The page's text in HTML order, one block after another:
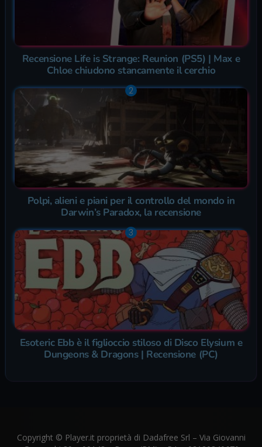
Recensione Life is Strange: Reunion (PS5) | Max e
Chloe chiudono stancamente il cerchio
Polpi, alieni e piani per il controllo del mondo in
Darwin’s Paradox, la recensione
Esoteric Ebb è il figlioccio stiloso di Disco Elysium e
Dungeons & Dragons | Recensione (PC)
Copyright © Player.it proprietà di Dadafree Srl – Via Giovanni